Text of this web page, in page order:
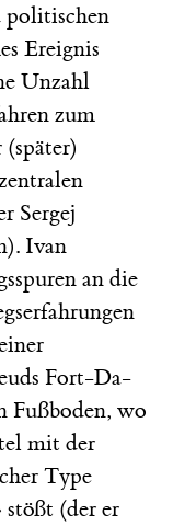
politischen
Ereignis
Unzahl
zum
Sergej
Ivan
an die
Fort-Da-
wo
mit der
Type
(der er